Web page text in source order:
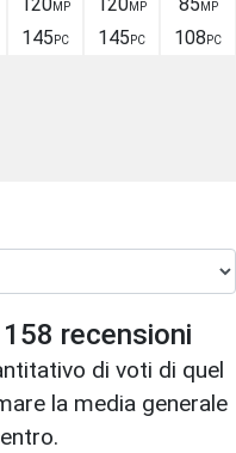
MP
145 PC
MP
145 PC
MP
108 PC
158 recensioni
di voti di quel
la media generale